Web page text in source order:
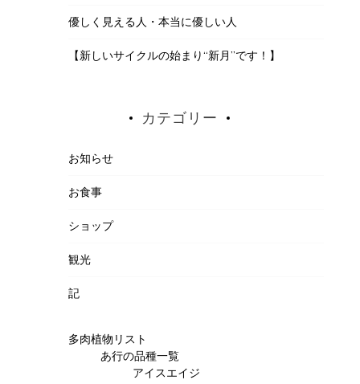
優しく見える人・本当に優しい人
【新しいサイクルの始まり“新月”です！】
カテゴリー
お知らせ
お食事
ショップ
観光
記
多肉植物リスト
あ行の品種一覧
アイスエイジ